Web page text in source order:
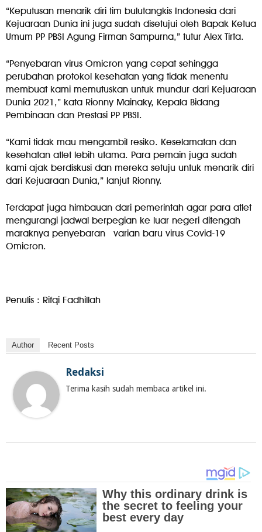
“Keputusan menarik diri tim bulutangkis Indonesia dari
Kejuaraan Dunia ini juga sudah disetujui oleh Bapak Ketua
Umum PP PBSI Agung Firman Sampurna,” tutur Alex Tirta.
“Penyebaran virus Omicron yang cepat sehingga
perubahan protokol kesehatan yang tidak menentu
membuat kami memutuskan untuk mundur dari Kejuaraan
Dunia 2021,” kata Rionny Mainaky, Kepala Bidang
Pembinaan dan Prestasi PP PBSI.
“Kami tidak mau mengambil resiko. Keselamatan dan
kesehatan atlet lebih utama. Para pemain juga sudah
kami ajak berdiskusi dan mereka setuju untuk menarik diri
dari Kejuaraan Dunia,” lanjut Rionny.
Terdapat juga himbauan dari pemerintah agar para atlet
mengurangi jadwal berpegian ke luar negeri ditengah
maraknya penyebaran
varian baru virus Covid-19
Omicron.
Penulis : Rifqi Fadhillah
Author Recent Posts
Redaksi
Terima kasih sudah membaca artikel ini.